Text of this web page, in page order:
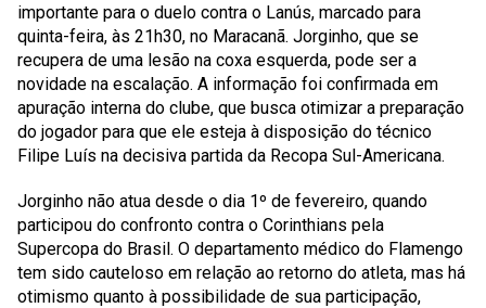
importante para o duelo contra o Lanús, marcado para
quinta-feira, às 21h30, no Maracanã. Jorginho, que se
recupera de uma lesão na coxa esquerda, pode ser a
novidade na escalação. A informação foi confirmada em
apuração interna do clube, que busca otimizar a preparação
do jogador para que ele esteja à disposição do técnico
Filipe Luís na decisiva partida da Recopa Sul-Americana.
Jorginho não atua desde o dia 1º de fevereiro, quando
participou do confronto contra o Corinthians pela
Supercopa do Brasil. O departamento médico do Flamengo
tem sido cauteloso em relação ao retorno do atleta, mas há
otimismo quanto à possibilidade de sua participação,